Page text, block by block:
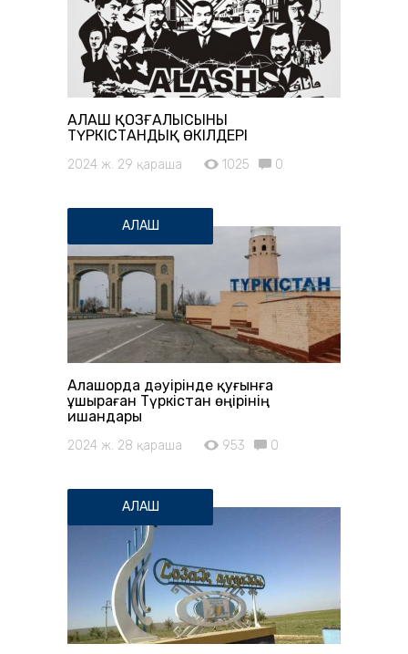
АЛАШ ҚОЗҒАЛЫСЫНЫҢ
ТҮРКІСТАНДЫҚ ӨКІЛДЕРІ
2024 ж. 29 қараша 1025 0
АЛАШ
Алашорда дәуірінде қуғынға
ұшыраған Түркістан өңірінің
ишандары
2024 ж. 28 қараша 953 0
АЛАШ